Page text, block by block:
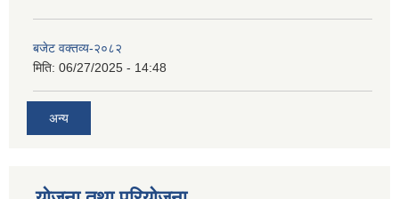
बजेट वक्तव्य-२०८२
मिति: 06/27/2025 - 14:48
अन्य